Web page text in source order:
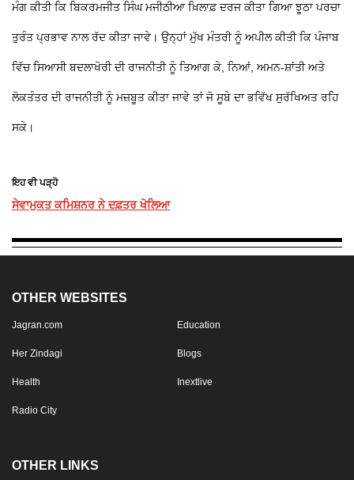
ਮੰਗ ਕੀਤੀ ਕਿ ਬਿਕਰਮਜੀਤ ਸਿੰਘ ਮਜੀਠੀਆ ਖ਼ਿਲਾਫ਼ ਦਰਜ ਕੀਤਾ ਗਿਆ ਝੂਠਾ ਪਰਚਾ
ਤੁਰੰਤ ਪ੍ਰਭਾਵ ਨਾਲ ਰੱਦ ਕੀਤਾ ਜਾਵੇ। ਉਨ੍ਹਾਂ ਮੁੱਖ ਮੰਤਰੀ ਨੂੰ ਅਪੀਲ ਕੀਤੀ ਕਿ ਪੰਜਾਬ
ਵਿੱਚ ਸਿਆਸੀ ਬਦਲਾਖੋਰੀ ਦੀ ਰਾਜਨੀਤੀ ਨੂੰ ਤਿਆਗ ਕੇ, ਨਿਆਂ, ਅਮਨ-ਸ਼ਾਂਤੀ ਅਤੇ
ਲੋਕਤੰਤਰ ਦੀ ਰਾਜਨੀਤੀ ਨੂੰ ਮਜ਼ਬੂਤ ਕੀਤਾ ਜਾਵੇ ਤਾਂ ਜੋ ਸੂਬੇ ਦਾ ਭਵਿੱਖ ਸੁਰੱਖਿਅਤ ਰਹਿ
ਸਕੇ।
ਇਹ ਵੀ ਪੜ੍ਹੋ
ਸੇਵਾਮੁਕਤ ਕਮਿਸ਼ਨਰ ਨੇ ਦਫ਼ਤਰ ਖੋਲਿਆ
OTHER WEBSITES
Jagran.com Education
Her Zindagi Blogs
Health Inextlive
Radio City
OTHER LINKS